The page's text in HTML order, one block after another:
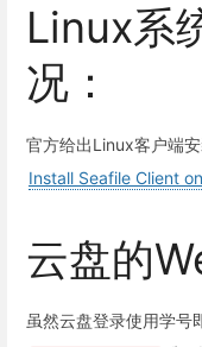
Linux系
况：
官方给出Linux客户端
Install Seafile Client
云盘的
虽然云盘登录使用学号